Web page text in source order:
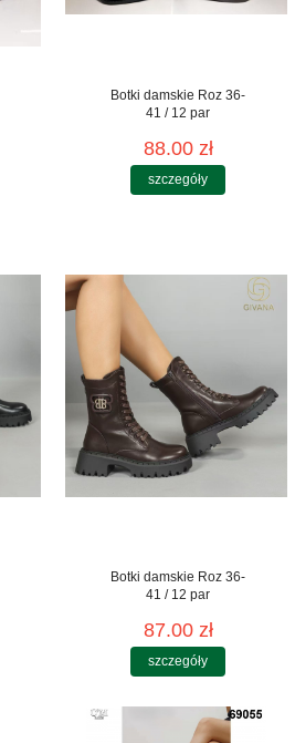
Botki damskie Roz 36-
41 / 12 par
88.00 zł
szczegóły
Botki damskie Roz 36-
41 / 12 par
87.00 zł
szczegóły